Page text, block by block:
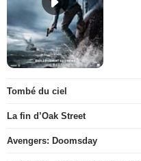
Tombé du ciel
La fin d’Oak Street
Avengers: Doomsday